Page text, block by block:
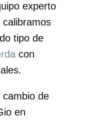
experto
tipo de
con
cambio de
en